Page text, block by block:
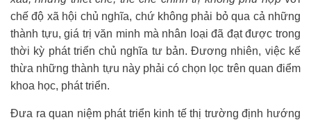
chế độ xã hội chủ nghĩa, chứ không phải bỏ qua cả những
thành tựu, giá trị văn minh mà nhân loại đã đạt được trong
thời kỳ phát triển chủ nghĩa tư bản. Đương nhiên, việc kế
thừa những thành tựu này phải có chọn lọc trên quan điểm
khoa học, phát triển.
Đưa ra quan niệm phát triển kinh tế thị trường định hướng